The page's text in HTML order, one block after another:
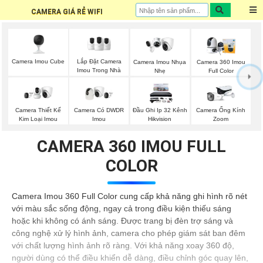
CAMERA GIÁ RẺ WIFI
Camera Imou Cube
Lắp Đặt Camera
Imou Trong Nhà
Camera Imou Nhụa
Nhẹ
Camera 360 Imou
Full Color
Camera Thiết Kế
Kim Loại Imou
Camera Có DWDR
Imou
Đầu Ghi Ip 32 Kênh
Hikvision
Camera Ống Kính
Zoom
CAMERA 360 IMOU FULL
COLOR
Camera Imou 360 Full Color cung cấp khả năng ghi hình rõ nét
với màu sắc sống động, ngay cả trong điều kiện thiếu sáng
hoặc khi không có ánh sáng. Được trang bị đèn trợ sáng và
công nghệ xử lý hình ảnh, camera cho phép giám sát ban đêm
với chất lượng hình ảnh rõ ràng. Với khả năng xoay 360 độ,
người dùng có thể điều khiển dễ dàng, điều chỉnh góc quay lên,